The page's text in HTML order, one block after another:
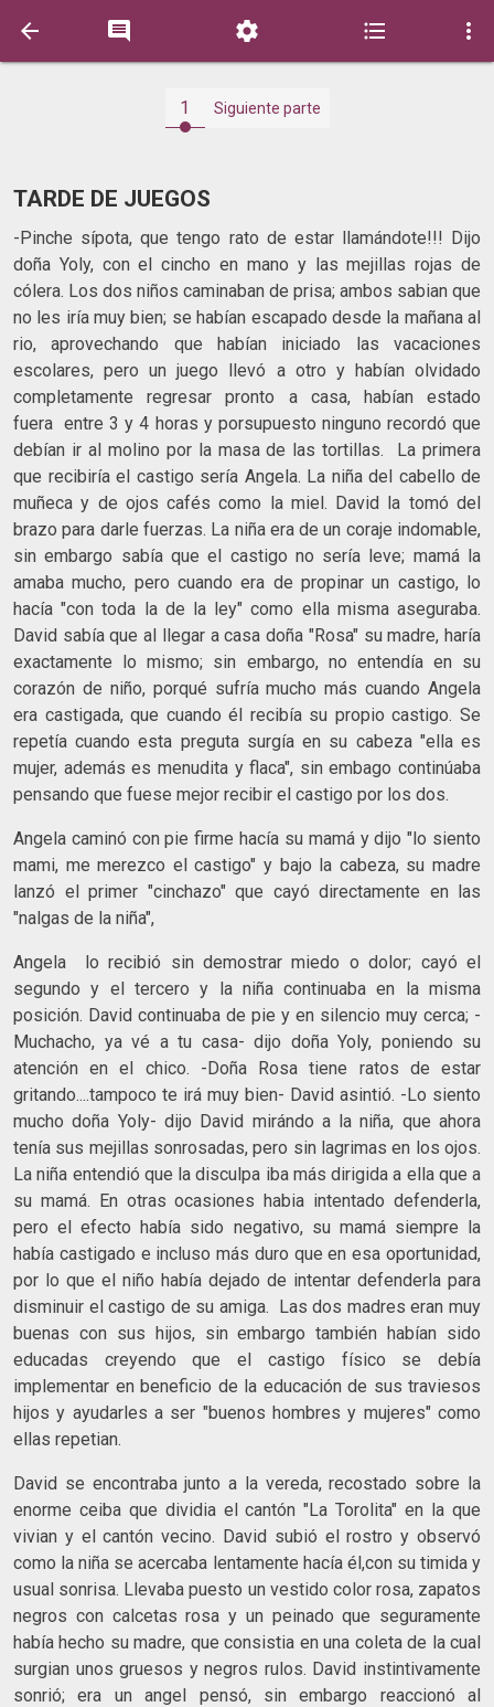
    
1 Siguiente parte
TARDE DE JUEGOS
-Pinche sípota, que tengo rato de estar llamándote!!! Dijo
doña Yoly, con el cincho en mano y las mejillas rojas de
cólera. Los dos niños caminaban de prisa; ambos sabian que
no les iría muy bien; se habían escapado desde la mañana al
rio, aprovechando que habían iniciado las vacaciones
escolares, pero un juego llevó a otro y habían olvidado
completamente regresar pronto a casa, habían estado
fuera entre 3 y 4 horas y porsupuesto ninguno recordó que
debían ir al molino por la masa de las tortillas. La primera
que recibiría el castigo sería Angela. La niña del cabello de
muñeca y de ojos cafés como la miel. David la tomó del
brazo para darle fuerzas. La niña era de un coraje indomable,
sin embargo sabía que el castigo no sería leve; mamá la
amaba mucho, pero cuando era de propinar un castigo, lo
hacía "con toda la de la ley" como ella misma aseguraba.
David sabía que al llegar a casa doña "Rosa" su madre, haría
exactamente lo mismo; sin embargo, no entendía en su
corazón de niño, porqué sufría mucho más cuando Angela
era castigada, que cuando él recibía su propio castigo. Se
repetía cuando esta preguta surgía en su cabeza "ella es
mujer, además es menudita y flaca", sin embago continúaba
pensando que fuese mejor recibir el castigo por los dos.
Angela caminó con pie firme hacía su mamá y dijo "lo siento
mami, me merezco el castigo" y bajo la cabeza, su madre
lanzó el primer "cinchazo" que cayó directamente en las
"nalgas de la niña",
Angela lo recibió sin demostrar miedo o dolor; cayó el
segundo y el tercero y la niña continuaba en la misma
posición. David continuaba de pie y en silencio muy cerca; -
Muchacho, ya vé a tu casa- dijo doña Yoly, poniendo su
atención en el chico. -Doña Rosa tiene ratos de estar
gritando....tampoco te irá muy bien- David asintió. -Lo siento
mucho doña Yoly- dijo David mirándo a la niña, que ahora
tenía sus mejillas sonrosadas, pero sin lagrimas en los ojos.
La niña entendió que la disculpa iba más dirigida a ella que a
su mamá. En otras ocasiones habia intentado defenderla,
pero el efecto había sido negativo, su mamá siempre la
había castigado e incluso más duro que en esa oportunidad,
por lo que el niño había dejado de intentar defenderla para
disminuir el castigo de su amiga. Las dos madres eran muy
buenas con sus hijos, sin embargo también habían sido
educadas creyendo que el castigo físico se debía
implementar en beneficio de la educación de sus traviesos
hijos y ayudarles a ser "buenos hombres y mujeres" como
ellas repetian.
David se encontraba junto a la vereda, recostado sobre la
enorme ceiba que dividia el cantón "La Torolita" en la que
vivian y el cantón vecino. David subió el rostro y observó
como la niña se acercaba lentamente hacía él,con su timida y
usual sonrisa. Llevaba puesto un vestido color rosa, zapatos
negros con calcetas rosa y un peinado que seguramente
había hecho su madre, que consistia en una coleta de la cual
surgian unos gruesos y negros rulos. David instintivamente
sonrió; era un angel pensó, sin embargo reaccionó al